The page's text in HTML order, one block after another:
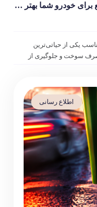
مقایسه شمع تورچ و انجیکا | کدام شمع برای خودرو شما بهتر است؟
یکی از حیاتی‌ترین
سوخت و جلوگیری از
اطلاع رسانی